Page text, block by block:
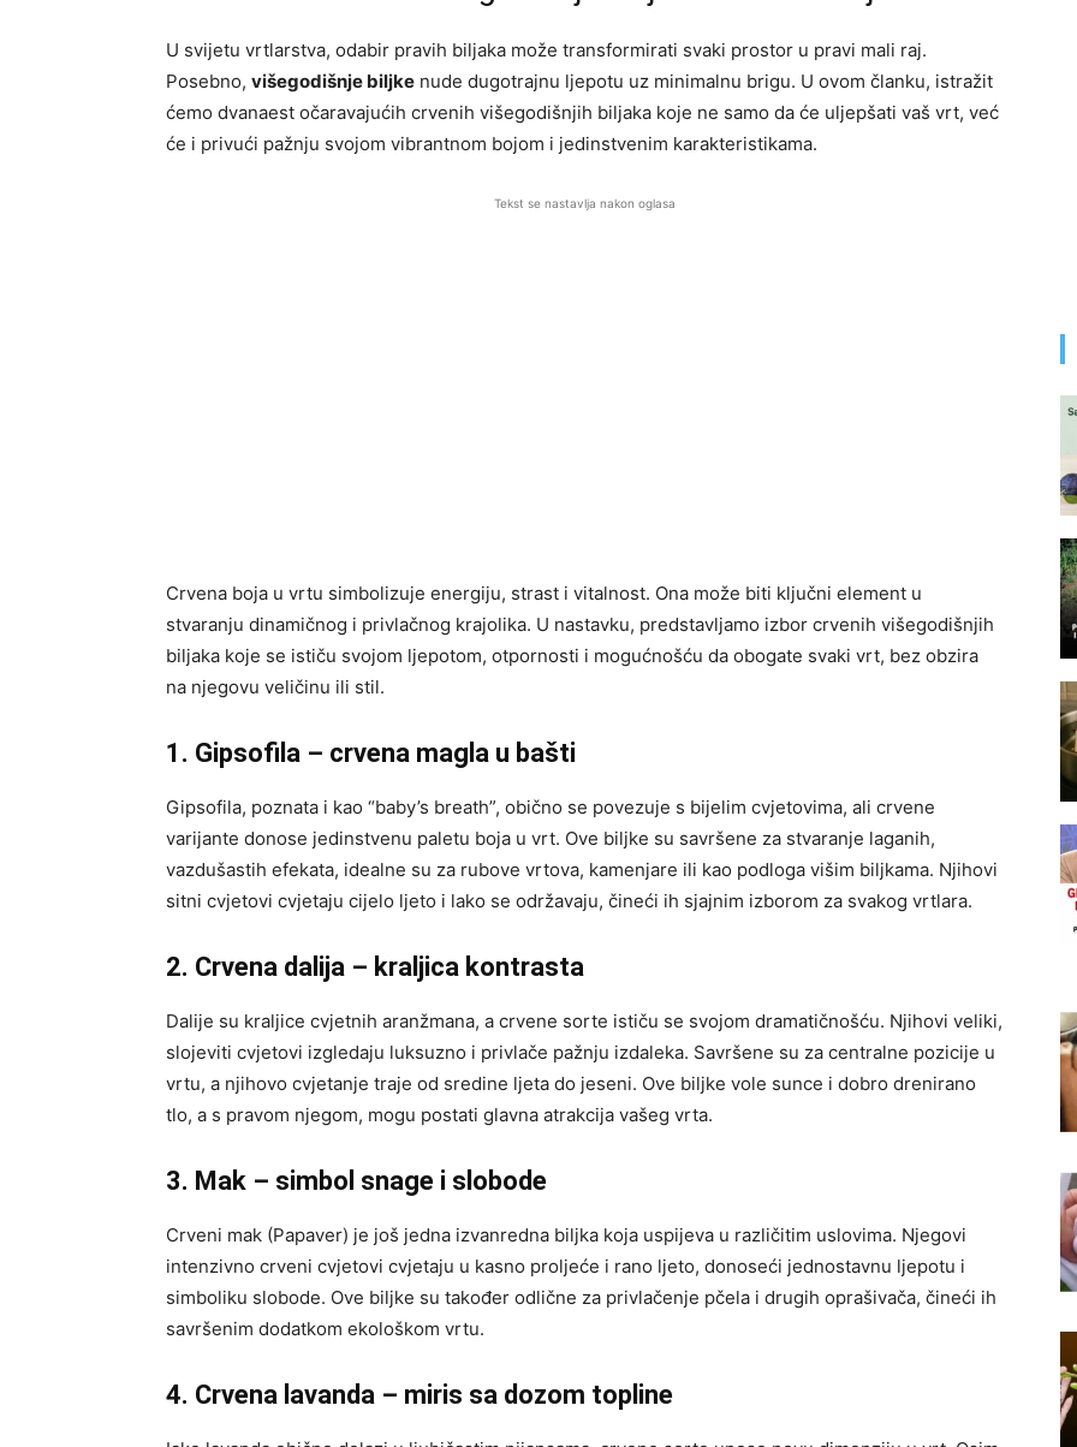
U svijetu vrtlarstva, odabir pravih biljaka može transformirati svaki prostor u pravi mali raj.
Posebno, višegodišnje biljke nude dugotrajnu ljepotu uz minimalnu brigu. U ovom članku, istražit
ćemo dvanaest očaravajućih crvenih višegodišnjih biljaka koje ne samo da će uljepšati vaš vrt, već
će i privući pažnju svojom vibrantnom bojom i jedinstvenim karakteristikama.
Tekst se nastavlja nakon oglasa
Crvena boja u vrtu simbolizuje energiju, strast i vitalnost. Ona može biti ključni element u
stvaranju dinamičnog i privlačnog krajolika. U nastavku, predstavljamo izbor crvenih višegodišnjih
biljaka koje se ističu svojom ljepotom, otpornosti i mogućnošću da obogate svaki vrt, bez obzira
na njegovu veličinu ili stil.
1. Gipsofila – crvena magla u bašti
Gipsofila, poznata i kao “baby’s breath”, obično se povezuje s bijelim cvjetovima, ali crvene
varijante donose jedinstvenu paletu boja u vrt. Ove biljke su savršene za stvaranje laganih,
vazdušastih efekata, idealne su za rubove vrtova, kamenjare ili kao podloga višim biljkama. Njihovi
sitni cvjetovi cvjetaju cijelo ljeto i lako se održavaju, čineći ih sjajnim izborom za svakog vrtlara.
2. Crvena dalija – kraljica kontrasta
Dalije su kraljice cvjetnih aranžmana, a crvene sorte ističu se svojom dramatičnošću. Njihovi veliki,
slojeviti cvjetovi izgledaju luksuzno i privlače pažnju izdaleka. Savršene su za centralne pozicije u
vrtu, a njihovo cvjetanje traje od sredine ljeta do jeseni. Ove biljke vole sunce i dobro drenirano
tlo, a s pravom njegom, mogu postati glavna atrakcija vašeg vrta.
3. Mak – simbol snage i slobode
Crveni mak (Papaver) je još jedna izvanredna biljka koja uspijeva u različitim uslovima. Njegovi
intenzivno crveni cvjetovi cvjetaju u kasno proljeće i rano ljeto, donoseći jednostavnu ljepotu i
simboliku slobode. Ove biljke su također odlične za privlačenje pčela i drugih oprašivača, čineći ih
savršenim dodatkom ekološkom vrtu.
4. Crvena lavanda – miris sa dozom topline